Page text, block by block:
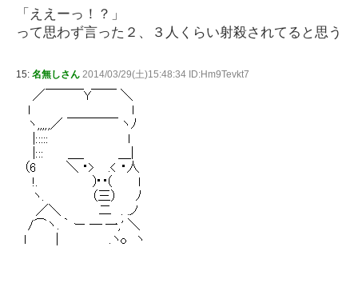
「ええーっ！？」
って思わず言った２、３人くらい射殺されてると思う
15: 名無しさん 2014/03/29(土)15:48:34 ID:Hm9Tevkt7